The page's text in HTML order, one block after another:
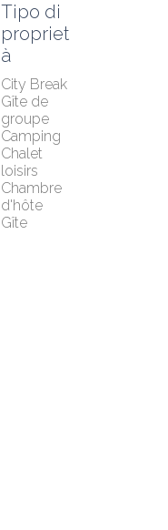
Tipo di
propriet
à
City Break
Gîte de
groupe
Camping
Chalet
loisirs
Chambre
d'hôte
Gîte